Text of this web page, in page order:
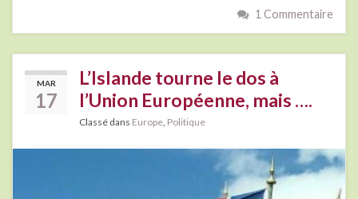
1 Commentaire
MAR
17
L’Islande tourne le dos à
l’Union Européenne, mais ….
Classé dans Europe, Politique